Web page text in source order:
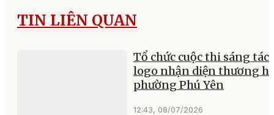
TIN LIÊN QUAN
Tổ chức cuộc thi sáng tác
logo nhận diện thương
phường Phú Yên
12:43, 08/07/2026